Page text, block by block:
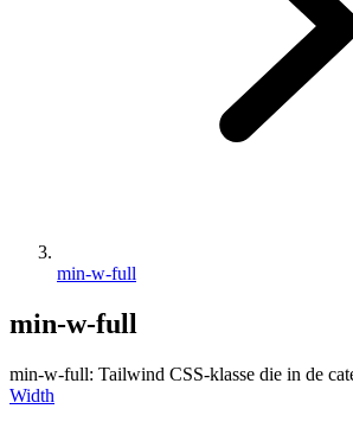
min-w-full
min-w-full
min-w-full: Tailwind CSS-klasse die in de
Width